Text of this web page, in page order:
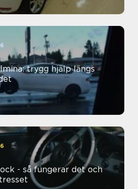
trygg hjälp längs
- så fungerar det och